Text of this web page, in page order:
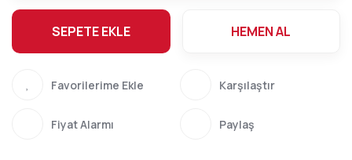
SEPETE EKLE HEMEN AL
Karşılaştır
Fiyat Alarmı Paylaş